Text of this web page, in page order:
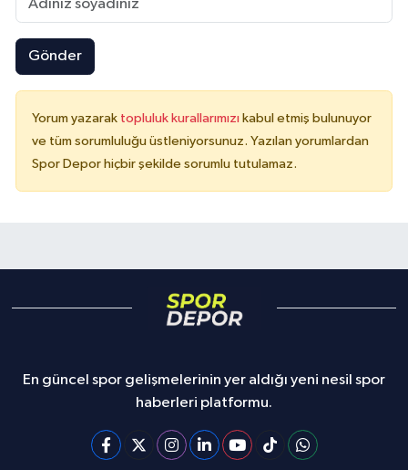
Gönder
Yorum yazarak topluluk kurallarımızı kabul etmiş bulunuyor
ve tüm sorumluluğu üstleniyorsunuz. Yazılan yorumlardan
Spor Depor hiçbir şekilde sorumlu tutulamaz.
En güncel spor gelişmelerinin yer aldığı yeni nesil spor
haberleri platformu.